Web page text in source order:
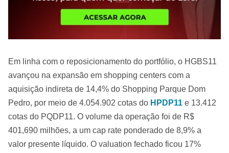
Em linha com o reposicionamento do portfólio, o HGBS11
avançou na expansão em shopping centers com a
aquisição indireta de 14,4% do Shopping Parque Dom
Pedro, por meio de 4.054.902 cotas do HPDP11 e 13.412
cotas do PQDP11. O volume da operação foi de R$
401,690 milhões, a um cap rate ponderado de 8,9% a
valor presente líquido. O valuation fechado ficou 17%